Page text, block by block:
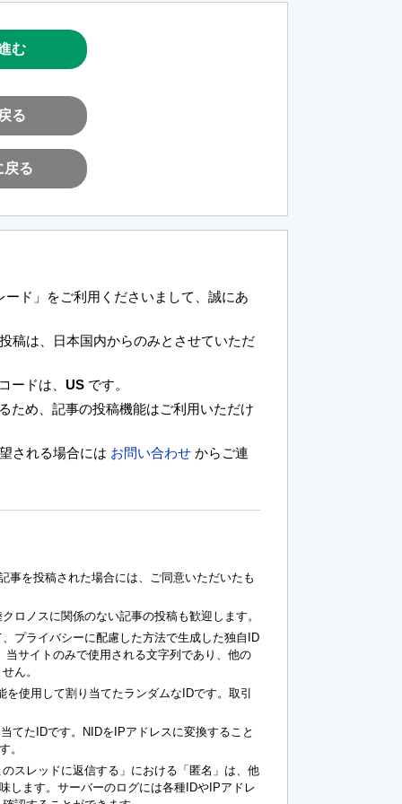
む
る
戻る
ド」をご利用くださいまして、誠にあ
稿は、日本国内からのみとさせていただ
ードは、 USです。
ため、記事の投稿機能はご利用いただけ
される場合には お問い合わせからご連
事を投稿された場合には、ご同意いただいたも
ロノスに関係のない記事の投稿も歓迎します。
プライバシーに配慮した方法で生成した独自ID
サイトのみで使用される文字列であり、他の
ん。
使用して割り当てたランダムなIDです。取引
てたIDです。NIDをIPアドレスに変換すること
。
スレッドに返信する」における「匿名」は、他
します。サーバーのログには各種IDやIPアドレ